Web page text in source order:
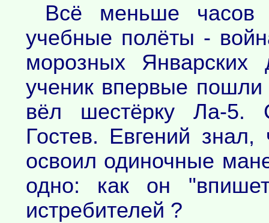
Всё меньше часов
учебные полёты -
морозных
ученик впервые
вёл шестёрку Ла-5.
Гостев. Евгений
освоил одиночные
одно: как он
истребителей ?